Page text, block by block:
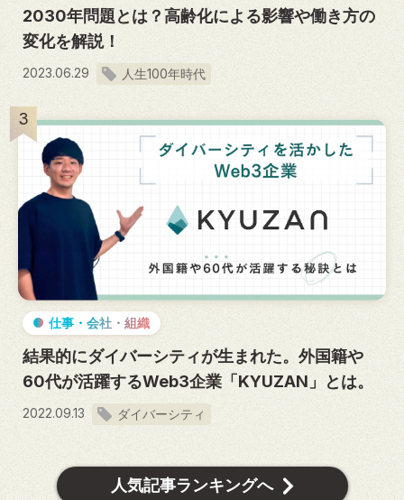
2030年問題とは？高齢化による影響や働き方の
変化を解説！
2023.06.29 人生100年時代
3
仕事・会社・組織
結果的にダイバーシティが生まれた。外国籍や
60代が活躍するWeb3企業「KYUZAN」とは。
2022.09.13 ダイバーシティ
人気記事ランキングへ